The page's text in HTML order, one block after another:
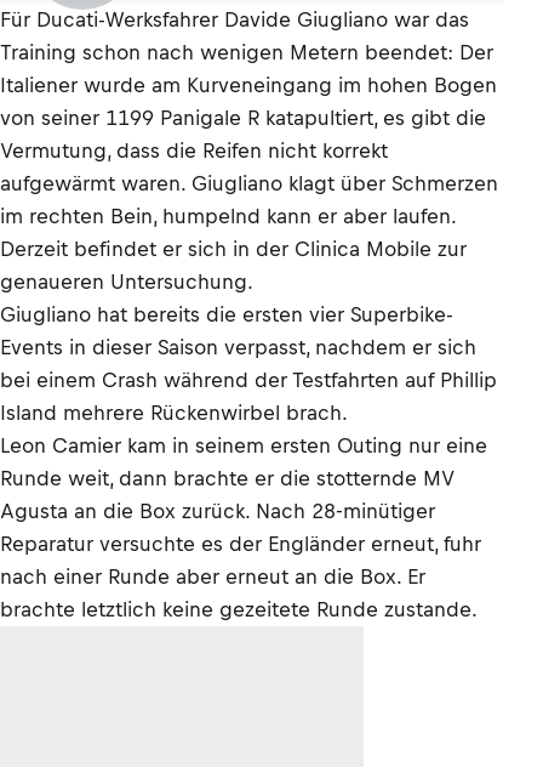
Für Ducati-Werksfahrer Davide Giugliano war das
Training schon nach wenigen Metern beendet: Der
Italiener wurde am Kurveneingang im hohen Bogen
von seiner 1199 Panigale R katapultiert, es gibt die
Vermutung, dass die Reifen nicht korrekt
aufgewärmt waren. Giugliano klagt über Schmerzen
im rechten Bein, humpelnd kann er aber laufen.
Derzeit befindet er sich in der Clinica Mobile zur
genaueren Untersuchung.
Giugliano hat bereits die ersten vier Superbike-
Events in dieser Saison verpasst, nachdem er sich
bei einem Crash während der Testfahrten auf Phillip
Island mehrere Rückenwirbel brach.
Leon Camier kam in seinem ersten Outing nur eine
Runde weit, dann brachte er die stotternde MV
Agusta an die Box zurück. Nach 28-minütiger
Reparatur versuchte es der Engländer erneut, fuhr
nach einer Runde aber erneut an die Box. Er
brachte letztlich keine gezeitete Runde zustande.